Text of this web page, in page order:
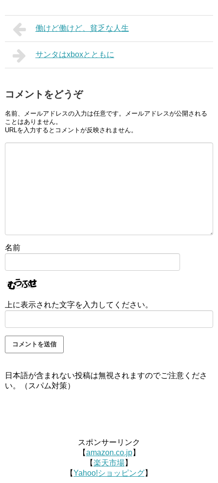
働けど働けど、貧乏な人生
サンタはxboxとともに
コメントをどうぞ
名前、メールアドレスの入力は任意です。メールアドレスが公開される
ことはありません。
URLを入力するとコメントが反映されません。
名前
上に表示された文字を入力してください。
日本語が含まれない投稿は無視されますのでご注意くださ
い。（スパム対策）
スポンサーリンク
【amazon.co.jp】
【楽天市場】
【Yahoo!ショッピング】